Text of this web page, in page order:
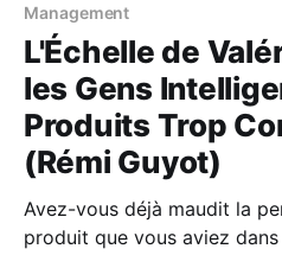
Management
L'Échelle de
les Gens
Produits Trop
(Rémi Guyot)
Avez-vous déjà maudit la
produit que vous aviez